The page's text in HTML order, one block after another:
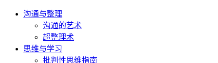
沟通与整理
沟通的艺术
超整理术
思维与学习
批判性思维指南